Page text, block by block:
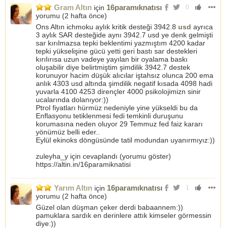
0
Gram Altın için 16paramıknatısı
yorumu (2 hafta önce)
Ons Altın ichmoku aylık kritik desteği 3942.8 usd ayrıca
3 aylık SAR desteğide aynı 3942.7 usd ye denk gelmişti
sar kırılmazsa tepki beklentimi yazmıştım 4200 kadar
tepki yükselişine gücü yetti geri bastı sar destekleri
kırılırısa uzun vadeye yayılan bir oyalama baskı
oluşabilir diye belirtmiştim şimdilik 3942.7 destek
korunuyor hacim düşük alıcılar iştahsız olunca 200 ema
anlık 4303 usd altında şimdilik negatif kısada 4098 hadi
yuvarla 4100 4253 dirençler 4000 psikolojimizn sinir
ucalarında dolanıyor:))
Ptrol fiyatları hürmüz nedeniyle yine yükseldi bu da
Enflasyonu tetiklenmesi fedi temkinli duruşunu
korumasına neden oluyor 29 Temmuz fed faiz kararı
yönümüz belli eder..
Eylül ekinoks döngüsünde tatil modundan uyanırmıyız:))
zuleyha_y için cevaplandı (yorumu göster)
https://altin.in/16paramiknatisi
1
Yarım Altın için 16paramıknatısı
yorumu (2 hafta önce)
Güzel olan düşman çeker derdi babaannem:))
pamuklara sardık en derinlere attık kimseler görmessin
diye:))